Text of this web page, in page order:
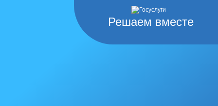
Решаем вместе